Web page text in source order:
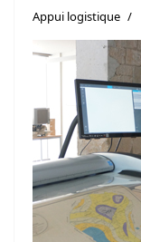
Appui logistique